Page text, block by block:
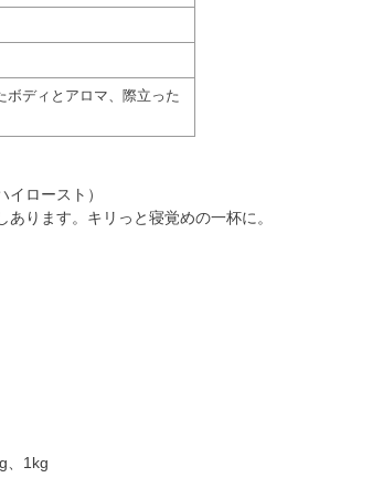
ボディとアロマ、際立った
ロースト）
ります。キリっと寝覚めの一杯に。
、1kg